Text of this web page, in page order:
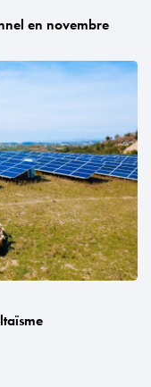
en novembre